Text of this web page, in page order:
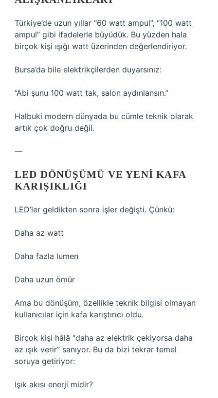
Türkiye’de uzun yıllar “60 watt ampul”, “100 watt
ampul” gibi ifadelerle büyüdük. Bu yüzden hala
birçok kişi ışığı watt üzerinden değerlendiriyor.
Bursa’da bile elektrikçilerden duyarsınız:
“Abi şunu 100 watt tak, salon aydınlansın.”
Halbuki modern dünyada bu cümle teknik olarak
artık çok doğru değil.
—
LED DÖNÜŞÜMÜ VE YENI KAFA
KARIŞIKLIĞI
LED’ler geldikten sonra işler değişti. Çünkü:
Daha az watt
Daha fazla lumen
Daha uzun ömür
Ama bu dönüşüm, özellikle teknik bilgisi olmayan
kullanıcılar için kafa karıştırıcı oldu.
Birçok kişi hâlâ “daha az elektrik çekiyorsa daha
az ışık verir” sanıyor. Bu da bizi tekrar temel
soruya getiriyor:
Işık akısı enerji midir?